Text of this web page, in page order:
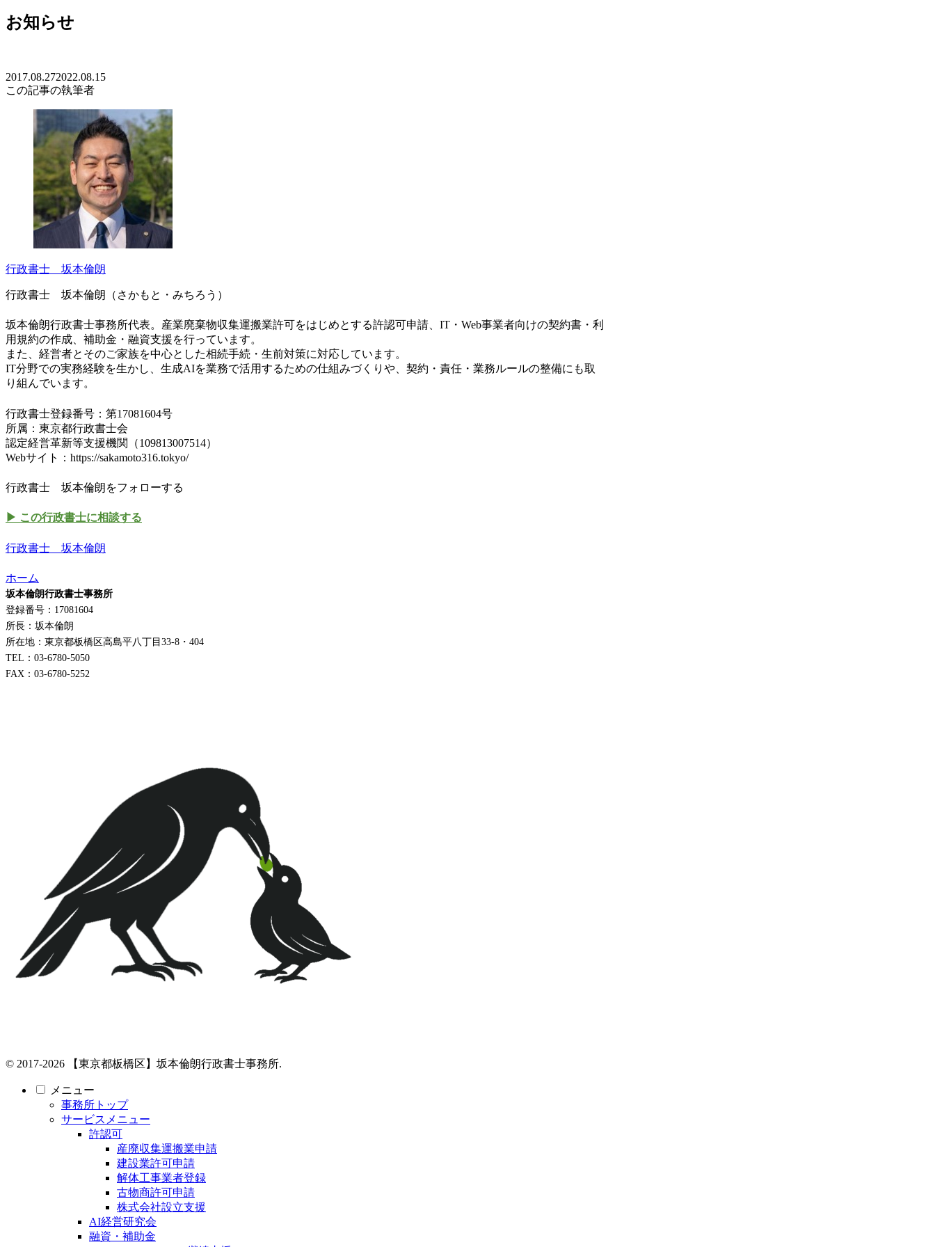
お知らせ
2017.08.272022.08.15
この記事の執筆者
行政書士 坂本倫朗
行政書士 坂本倫朗（さかもと・みちろう）
坂本倫朗行政書士事務所代表。産業廃棄物収集運搬業許可をはじめとする許認可申請、IT・Web事業者向けの契約書・利
用規約の作成、補助金・融資支援を行っています。
また、経営者とそのご家族を中心とした相続手続・生前対策に対応しています。
IT分野での実務経験を生かし、生成AIを業務で活用するための仕組みづくりや、契約・責任・業務ルールの整備にも取
り組んでいます。
行政書士登録番号：第17081604号
所属：東京都行政書士会
認定経営革新等支援機関（109813007514）
Webサイト：https://sakamoto316.tokyo/
行政書士 坂本倫朗をフォローする
▶ この行政書士に相談する
行政書士 坂本倫朗
ホーム
坂本倫朗行政書士事務所
登録番号：17081604
所長：坂本倫朗
所在地：東京都板橋区高島平八丁目33-8・404
TEL：03-6780-5050
FAX：03-6780-5252
© 2017-2026 【東京都板橋区】坂本倫朗行政書士事務所.
メニュー
事務所トップ
サービスメニュー
許認可
産廃収集運搬業申請
建設業許可申請
解体工事業者登録
古物商許可申請
株式会社設立支援
AI経営研究会
融資・補助金